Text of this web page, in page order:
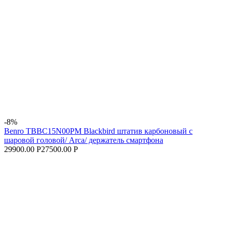
-8%
Benro TBBC15N00PM Blackbird штатив карбоновый c
шаровой головой/ Arca/ держатель смартфона
29900.00 Р27500.00 Р